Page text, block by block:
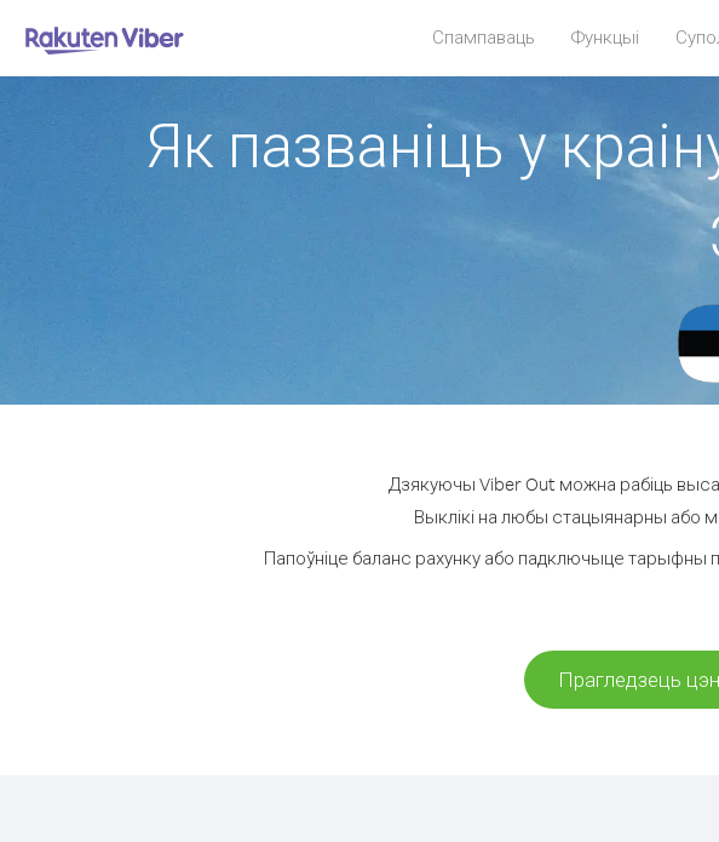
Спампаваць Функцыі
Як пазваніць у
Дзякуючы Viber Out можна рабіць
Выклікі на любы стацыянарны або
Папоўніце баланс рахунку або падключыце тарыфны
Прагледзець